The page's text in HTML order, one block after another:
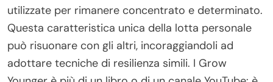
utilizzate per rimanere concentrato e determinato.
Questa caratteristica unica della lotta personale
può risuonare con gli altri, incoraggiandoli ad
adottare tecniche di resilienza simili. I Grow